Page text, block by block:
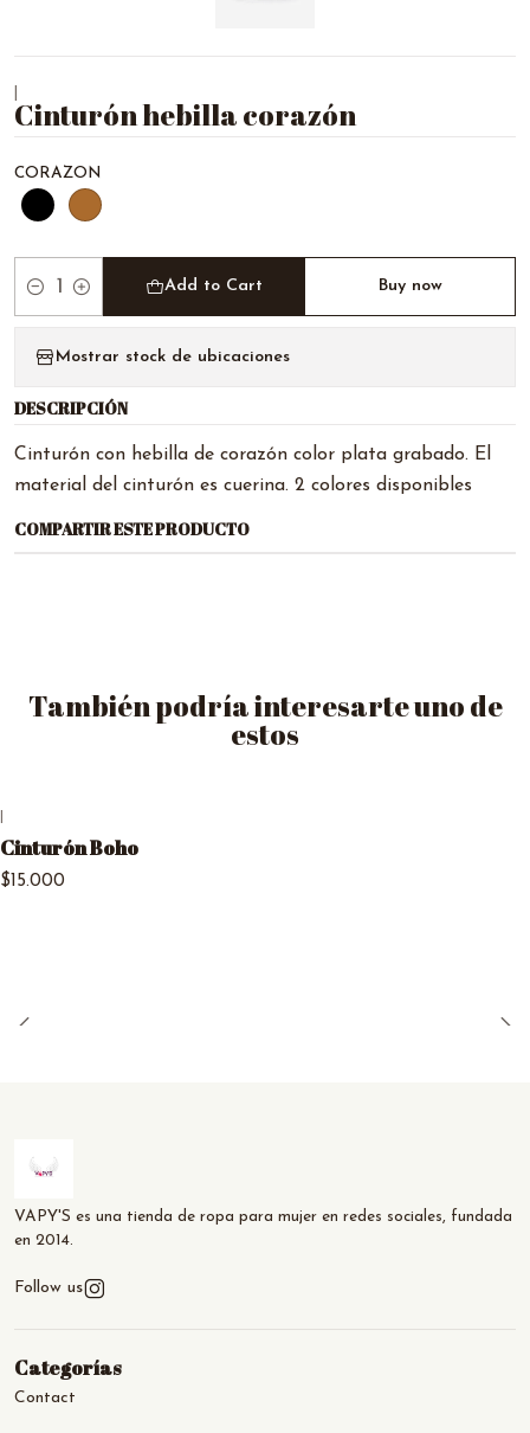
Cinturón hebilla corazón
CORAZON
Quantity
Add to Cart Buy now
Mostrar stock de ubicaciones
DESCRIPCIÓN
Cinturón con hebilla de corazón color plata grabado. El
material del cinturón es cuerina. 2 colores disponibles
COMPARTIR ESTE PRODUCTO
También podría interesarte uno de
estos
Cinturón Boho
$15.000
VAPY'S es una tienda de ropa para mujer en redes sociales, fundada
en 2014.
Follow us
Categorías
Contact